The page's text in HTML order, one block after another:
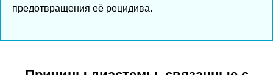
предотвращения её рецидива.